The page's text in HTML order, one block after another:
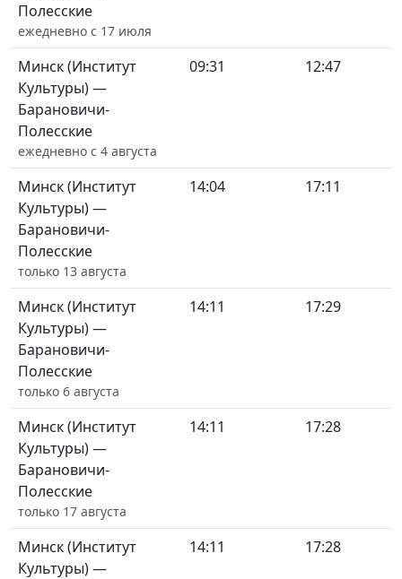
Полесские
ежедневно с 17 июля
Минск (Институт
Культуры) —
Барановичи-
Полесские
ежедневно с 4 августа
09:31 12:47
Минск (Институт
Культуры) —
Барановичи-
Полесские
только 13 августа
14:04 17:11
Минск (Институт
Культуры) —
Барановичи-
Полесские
только 6 августа
14:11 17:29
Минск (Институт
Культуры) —
Барановичи-
Полесские
только 17 августа
14:11 17:28
Минск (Институт
Культуры) —
14:11 17:28